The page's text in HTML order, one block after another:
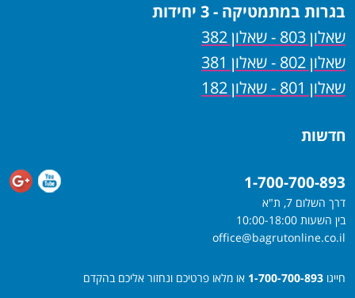
בגרות במתמטיקה - 3 יחידות
שאלון 803 - שאלון 382
שאלון 802 - שאלון 381
שאלון 801 - שאלון 182
חדשות
1-700-700-893
דרך השלום 7, ת"א
בין השעות 10:00-18:00
office@bagrutonline.co.il
חייגו 1-700-700-893 או מלאו פרטיכם ונחזור אליכם בהקדם